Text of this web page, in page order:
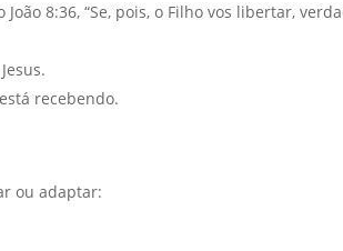
8:36, “Se, pois, o Filho vos libertar,
recebendo.
ou adaptar: